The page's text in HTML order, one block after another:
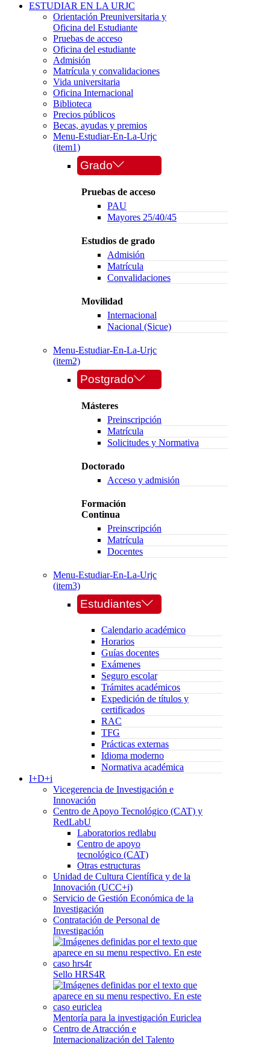
ESTUDIAR EN LA URJC
Orientación Preuniversitaria y
Oficina del Estudiante
Pruebas de acceso
Oficina del estudiante
Admisión
Matrícula y convalidaciones
Vida universitaria
Oficina Internacional
Biblioteca
Precios públicos
Becas, ayudas y premios
Menu-Estudiar-En-La-Urjc
(item1)
Grado
Pruebas de acceso
PAU
Mayores 25/40/45
Estudios de grado
Admisión
Matrícula
Convalidaciones
Movilidad
Internacional
Nacional (Sicue)
Menu-Estudiar-En-La-Urjc
(item2)
Postgrado
Másteres
Preinscripción
Matrícula
Solicitudes y Normativa
Doctorado
Acceso y admisión
Formación
Continua
Preinscripción
Matrícula
Docentes
Menu-Estudiar-En-La-Urjc
(item3)
Estudiantes
Calendario académico
Horarios
Guías docentes
Exámenes
Seguro escolar
Trámites académicos
Expedición de títulos y
certificados
RAC
TFG
Prácticas externas
Idioma moderno
Normativa académica
I+D+i
Vicegerencia de Investigación e
Innovación
Centro de Apoyo Tecnológico (CAT) y
RedLabU
Laboratorios redlabu
Centro de apoyo
tecnológico (CAT)
Otras estructuras
Unidad de Cultura Científica y de la
Innovación (UCC+i)
Servicio de Gestión Económica de la
Investigación
Contratación de Personal de
Investigación
Sello HRS4R
Mentoría para la investigación Euriclea
Centro de Atracción e
Internacionalización del Talento